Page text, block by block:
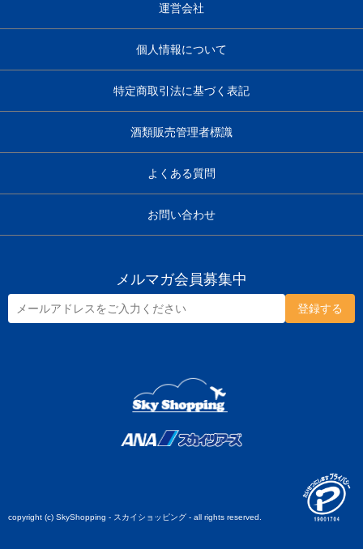
運営会社
個人情報について
特定商取引法に基づく表記
酒類販売管理者標識
よくある質問
お問い合わせ
メルマガ会員募集中
copyright (c) SkyShopping - スカイショッピング - all rights reserved.